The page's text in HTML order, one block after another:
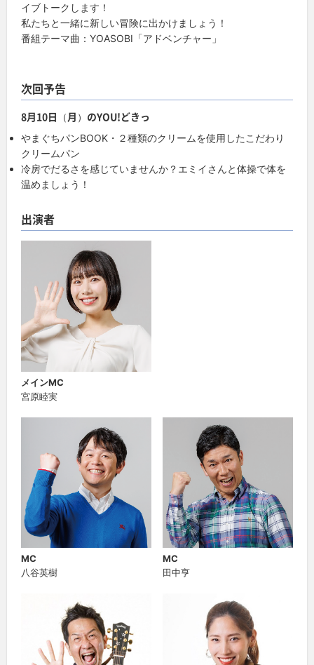
イブトークします！
私たちと一緒に新しい冒険に出かけましょう！
番組テーマ曲：YOASOBI「アドベンチャー」
次回予告
8月10日（月）のYOU!どきっ
やまぐちパンBOOK・２種類のクリームを使用したこだわり
クリームパン
冷房でだるさを感じていませんか？エミイさんと体操で体を
温めましょう！
出演者
メインMC
宮原睦実
MC
八谷英樹
MC
田中亨